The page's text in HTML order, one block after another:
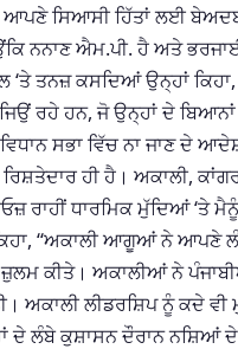
ਸਿਆਸੀ ਹਿੱਤਾਂ ਲਈ
ਨਨਾਣ ਐਮ.ਪੀ. ਹੈ ਅਤੇ
‘ਤੇ ਤਨਜ਼ ਕਸਦਿਆਂ ਉਨ੍ਹਾਂ
ਰਹੇ ਹਨ, ਜੋ ਉਨ੍ਹਾਂ ਦੇ
ਸਭਾ ਵਿੱਚ ਨਾ ਜਾਣ ਦੇ
ਰਿਸ਼ਤੇਦਾਰ ਹੀ ਹੈ। ਅਕਾਲੀ,
ਰਾਹੀਂ ਧਾਰਮਿਕ ਮੁੱਦਿਆਂ
“ਅਕਾਲੀ ਆਗੂਆਂ ਨੇ ਆਪਣੇ
ਜ਼ੁਲਮ ਕੀਤੇ। ਅਕਾਲੀਆਂ ਨੇ
ਅਕਾਲੀ ਲੀਡਰਸ਼ਿਪ ਨੂੰ ਕਦੇ
ਦੇ ਲੰਬੇ ਕੁਸ਼ਾਸਨ ਦੌਰਾਨ ਨਸ਼ਿਆਂ